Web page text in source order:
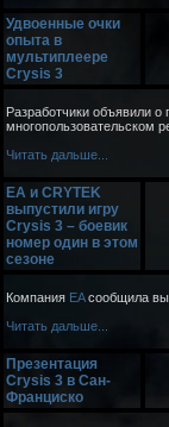
Удвоенные очки
опыта в
мультиплеере
Crysis 3
Разработчики объявили
многопользовательском
Читать дальше...
EA и CRYTEK
выпустили игру
Crysis 3 – боевик
номер один в этом
сезоне
Компания EAсообщила
Читать дальше...
Презентация
Crysis 3 в Сан-
Франциско